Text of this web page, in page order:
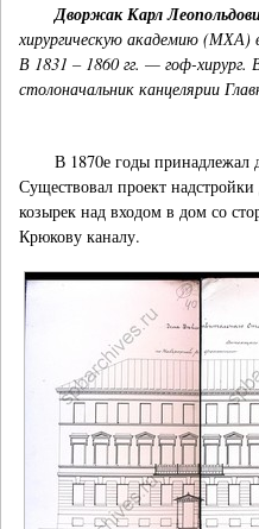
Дворжак Карл
хирургическую академию (МХА)
В 1831 – 1860 гг. — гоф-хирург.
столоначальник канцелярии
В 1870е годы принадлежал
Существовал проект
козырек над входом в дом со
Крюкову каналу.